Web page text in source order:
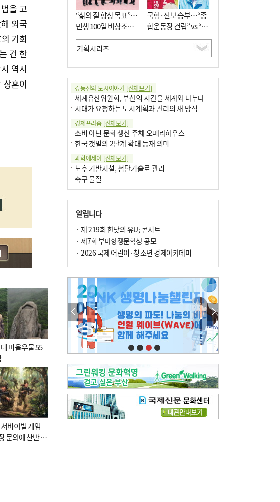
을 고
외국
기회
건 한
역시
혼이
마을우물 55
바이벌 게임
문의에 찬반 논
“삶의 질 향상 목표”…
민생 100일 비상조치
면밀 심사
국힘·진보 승부…“종
합운동장 건립” vs “출
근 공공버스 도입”
강동진의 도시이야기 [전체보기]
세계유산위원회, 부산의 시간을 세계와 나누다
시대가 요청하는 도시계획과 관리의 새 방식
경제프리즘 [전체보기]
소비 아닌 문화 생산 주체 오페라하우스
한국 갯벌의 2단계 확대 등재 의미
과학에세이 [전체보기]
노후 기반시설, 첨단기술로 관리
축구 물질
부정선거
선관위와 尹의 ‘0점 답안’
기고[전체보기]
환자의 희망, 헌혈의 힘
대학과 지역 ‘연결’이 지역혁신이다
엘리트 자평해온 市 공무원…생중계 회의서 능력 입증을
김준희의 클래식 인사이트[전체보기]
여름날의 애상, 왈츠
빛나는 꿈의 계절, 4월의 노래
김지윤의 우리음악 이야기[전체보기]
세종시대 음악이 전해진 이유
영산회상, 불교음악에서 풍류음악으로
뉴스와 현장[전체보기]
‘800조 투자’ 희비 가른 재생에너지
뜨거워지는 바다, 북쪽으로 열리는 항로
데스크시각[전체보기]
물은 행정구역 경계를 따라 흐르지 않는다
알립니다
· 제 219회 한낮의 유U; 콘서트
· 제7회 부마항쟁문학상 공모
· 2026 국제 어린이·청소년 경제아카데미